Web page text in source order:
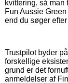
kvittering, så
Fun Aussie
end du søger
Trustpilot byder
forskellige
grund er det
anmeldelser af